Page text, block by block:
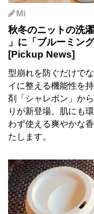
Mi
秋冬のニットの洗
」に「ブルーミン
型崩れを防ぐだけで
イに整える機能性を
剤「シャレボン」か
りが新登場。肌にも
わず使える爽やかな
たします。